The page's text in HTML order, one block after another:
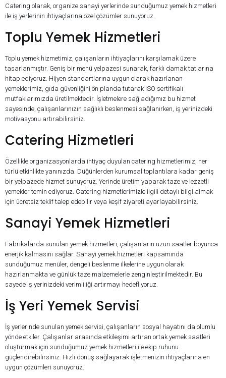
Catering olarak, organize sanayi yerlerinde sunduğumuz yemek hizmetleri
ile iş yerlerinin ihtiyaçlarına özel çözümler sunuyoruz.
Toplu Yemek Hizmetleri
Toplu yemek hizmetimiz, çalışanların ihtiyaçlarını karşılamak üzere
tasarlanmıştır. Geniş bir menü yelpazesi sunarak, farklı damak tatlarına
hitap ediyoruz. Hijyen standartlarına uygun olarak hazırlanan
yemeklerimiz, gıda güvenliğini ön planda tutarak ISO sertifikalı
mutfaklarımızda üretilmektedir. İşletmelere sağladığımız bu hizmet
sayesinde, çalışanlarınızın sağlıklı beslenmesi sağlanırken, iş yerinizdeki
motivasyonu artırabilirsiniz.
Catering Hizmetleri
Özellikle organizasyonlarda ihtiyaç duyulan catering hizmetlerimiz, her
türlü etkinlikte yanınızda. Düğünlerden kurumsal toplantılara kadar geniş
bir yelpazede hizmet sunuyoruz. Yerinde üretim yaparak taze ve lezzetli
yemekler temin ediyoruz. Catering hizmetlerimizle ilgili detaylı bilgi almak
için ücretsiz teklif talep edebilir veya keşif ziyareti ayarlayabilirsiniz.
Sanayi Yemek Hizmetleri
Fabrikalarda sunulan yemek hizmetleri, çalışanların uzun saatler boyunca
enerjik kalmasını sağlar. Sanayi yemek hizmetleri kapsamında
sunduğumuz menüler, dengeli beslenme ilkelerine uygun olarak
hazırlanmakta ve günlük taze malzemelerle zenginleştirilmektedir. Bu
sayede iş yerinizdeki verimliliği artırmayı hedefliyoruz.
İş Yeri Yemek Servisi
İş yerlerinde sunulan yemek servisi, çalışanların sosyal hayatını da olumlu
yönde etkiler. Çalışanlar arasında etkileşimi artıran ortak yemek saatleri
oluşturmak için sunduğumuz yemek hizmetleri ile ekip ruhunu
güçlendirebilirsiniz. Hızlı dönüş sağlayarak işletmenizin ihtiyaçlarına en
uygun çözümleri sunuyoruz.